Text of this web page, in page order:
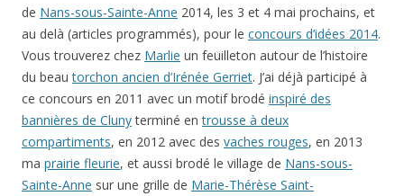
de Nans-sous-Sainte-Anne 2014, les 3 et 4 mai prochains, et
au delà (articles programmés), pour le concours d’idées 2014.
Vous trouverez chez Marlie un feuilleton autour de l’histoire
du beautorchon ancien d’Irénée Gerriet. J’ai déjà participé à
ce concours en 2011 avec un motif brodé inspiré des
bannières de Clunyterminé entrousse à deux
compartiments, en 2012 avec des vaches rouges, en 2013
ma prairie fleurie, et aussi brodé le village de Nans-sous-
Sainte-Anne sur une grille de Marie-Thérèse Saint-